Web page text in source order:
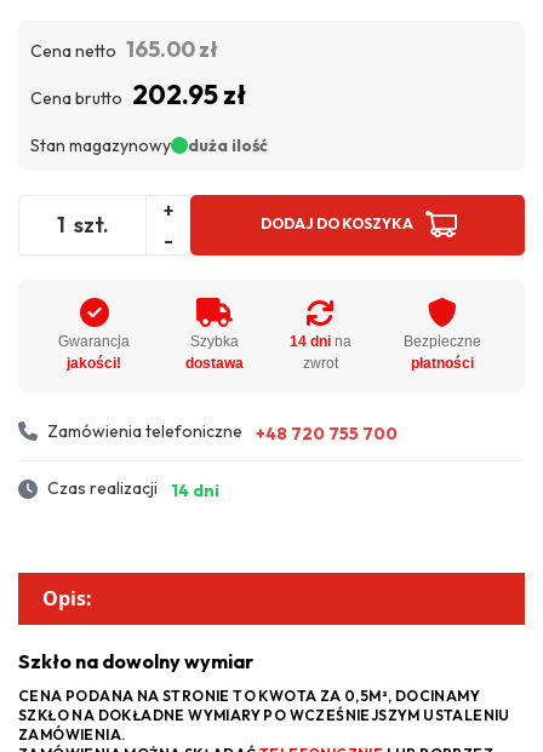
Cena netto 165.00 zł
Cena brutto 202.95 zł
Stan magazynowy duża ilość
szt.
+
-
DODAJ DO KOSZYKA
Gwarancja
jakości!
Szybka
dostawa
14 dnina
zwrot
Bezpieczne
płatności
Zamówienia telefoniczne +48 720 755 700
Czas realizacji 14 dni
Opis:
Szkło na dowolny wymiar
CENA PODANA NA STRONIE TO KWOTA ZA 0,5M², DOCINAMY
SZKŁO NA DOKŁADNE WYMIARY PO WCZEŚNIEJSZYM USTALENIU
ZAMÓWIENIA.